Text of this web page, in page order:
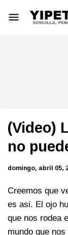
(Video)
no
domingo, abril 05,
Creemos que
es asi. El ojo
que nos rodea
mundo que